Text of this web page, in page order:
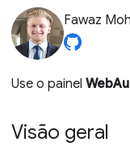
Fawaz
Use o painel
Visão geral